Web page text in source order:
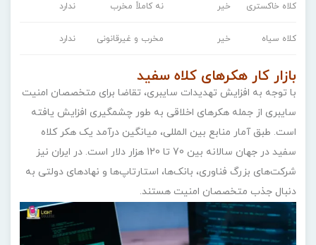
کلاه خاکستری خیر نه کاملاً مخرب ندارد
کلاه سیاه خیر مخرب و غیرقانونی ندارد
بازار کار هکرهای کلاه سفید
با توجه به افزایش تهدیدات سایبری، تقاضا برای متخصصان امنیت
سایبری از جمله هکرهای اخلاقی به طور چشمگیری افزایش یافته
است. طبق آمار منابع بین ‌المللی، میانگین درآمد یک هکر کلاه
سفید در جهان سالانه بین 70 تا 120 هزار دلار است. در ایران نیز
شرکت‌های بزرگ فناوری، بانک‌ها، استارتاپ‌ها و نهادهای دولتی به
‌دنبال جذب متخصصان امنیت هستند.